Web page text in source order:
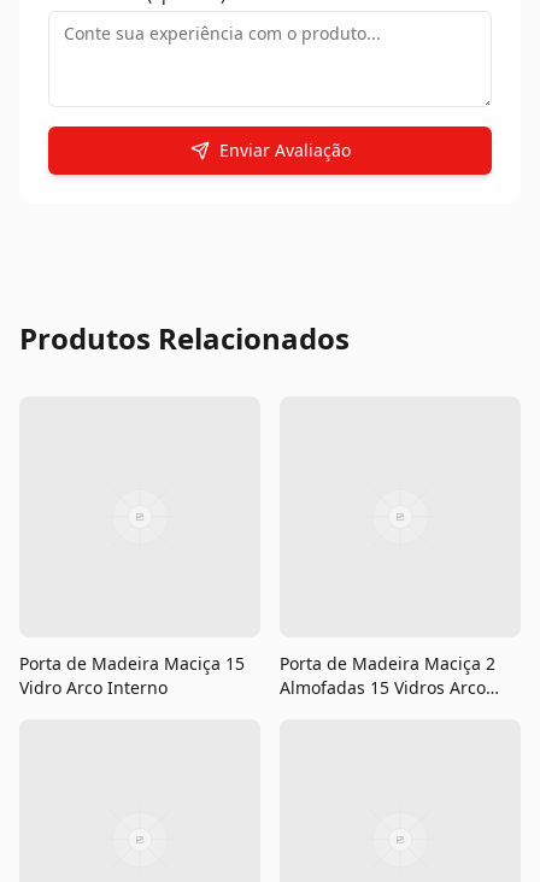
Enviar Avaliação
Produtos Relacionados
Porta de Madeira Maciça 15
Vidro Arco Interno
Porta de Madeira Maciça 2
Almofadas 15 Vidros Arco